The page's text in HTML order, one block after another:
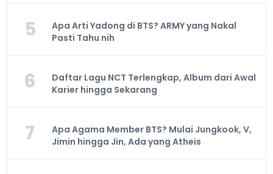
5
Apa Arti Yadong di BTS? ARMY yang Nakal
Pasti Tahu nih
6
Daftar Lagu NCT Terlengkap, Album dari Awal
Karier hingga Sekarang
7
Apa Agama Member BTS? Mulai Jungkook, V,
Jimin hingga Jin, Ada yang Atheis